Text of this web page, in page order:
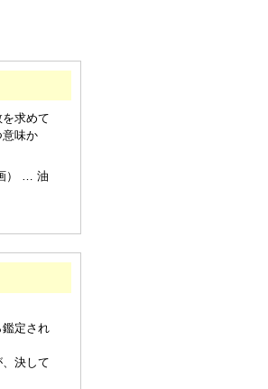
求めて
意味か
） … 油
鑑定され
決して